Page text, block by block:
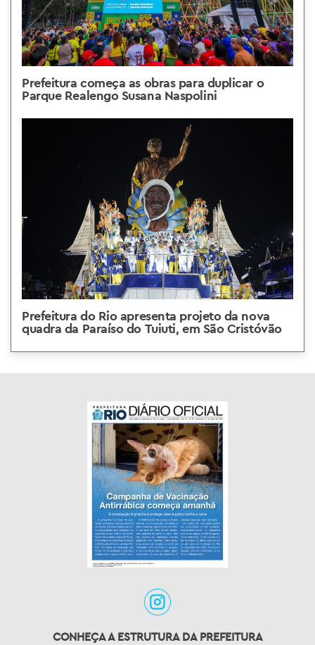
Prefeitura começa as obras para duplicar o
Parque Realengo Susana Naspolini
Prefeitura do Rio apresenta projeto da nova
quadra da Paraíso do Tuiuti, em São Cristóvão
CONHEÇA A ESTRUTURA DA PREFEITURA